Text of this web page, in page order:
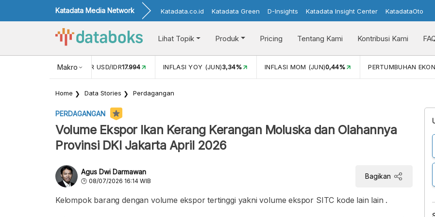
Katadata Media Network Katadata.co.id Katadata Green D-Insights Katadata Insight Center KatadataOto
Lihat Topik Produk Pricing Tentang Kami Kontribusi Kami
Makro
NILAI TUKAR USD/IDR17.994 INFLASI YOY (JUN)3,34% INFLASI MOM (JUN)0,44% PERTUMBUHAN
Home Data Stories Perdagangan
PERDAGANGAN
Volume Ekspor Ikan Kerang Kerangan Moluska dan Olahannya
Provinsi DKI Jakarta April 2026
Agus Dwi Darmawan
08/07/2026 16:14 WIB
Bagikan
Kelompok barang dengan volume ekspor tertinggi yakni volume ekspor SITC kode lain lain .